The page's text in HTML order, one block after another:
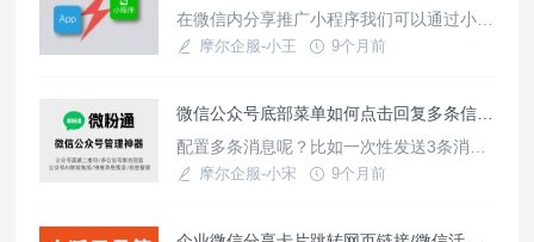
号信息实现，创建外链时填入小程序账号信
息即可，具体方法如下。个人/第三方小程
序推广链接生成方法如下：进入外
在微信内分享推广小程序我们可以通过小程
序码、小程序链接实现，微信外场景可以借
即可从其他平台跳转至小程序任意页面，下
面我们看看是如何实现的。操作方法如下：
一、注册账号登陆进入天天外链工具后台；
二、绑定/上架小程序左侧工
摩尔企服-小王
9个月前
配置多条消息呢？比如一次性发送3条消息
包括（文本、图片、文本菜单、蓝字消息、
摩尔企服-小宋
9个月前